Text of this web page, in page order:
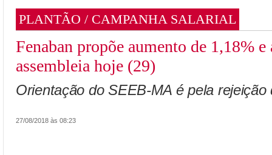
PLANTÃO / CAMPANHA SALARIAL
Fenaban propõe aumento de 1,18% e
assembleia hoje (29)
Orientação do SEEB-MA é pela rejeição
27/08/2018 às 08:23